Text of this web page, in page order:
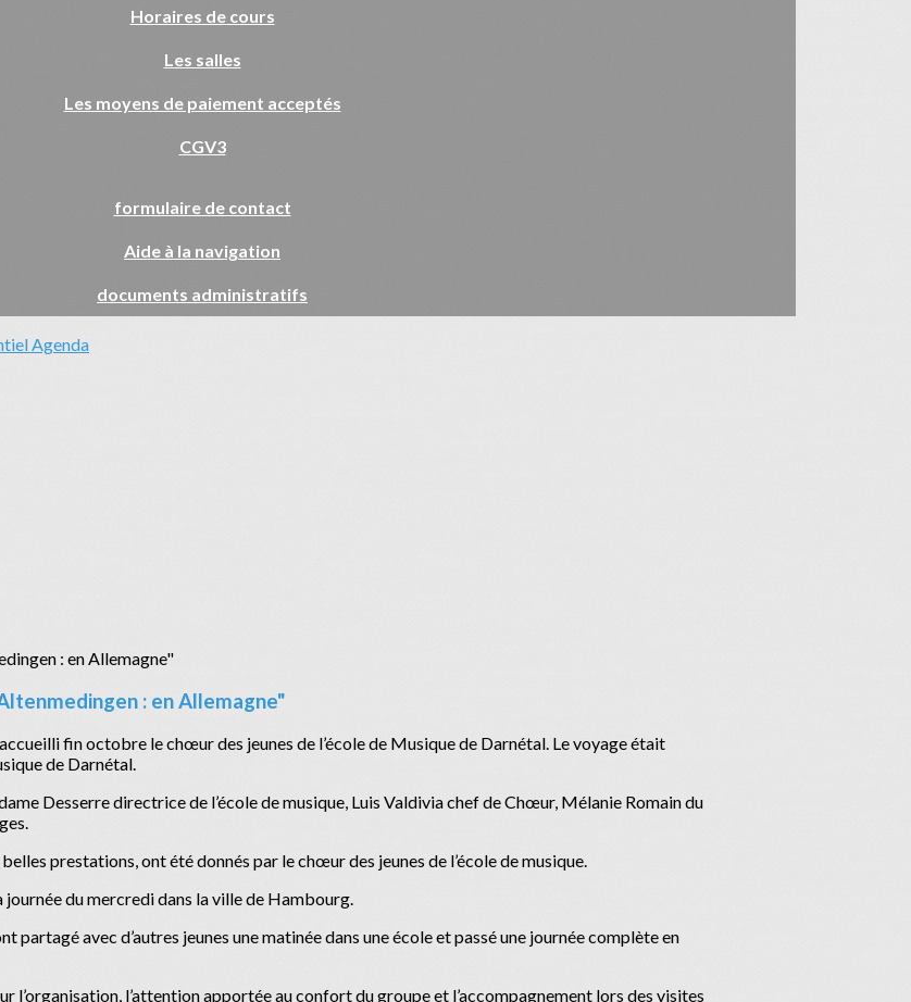
Horaires de cours
Les salles
Les moyens de paiement acceptés
CGV3
formulaire de contact
Aide à la navigation
documents administratifs
Agenda
: en Allemagne"
fin octobre le chœur des jeunes de l’école de Musique de Darnétal. Le voyage était
de Darnétal.
Desserre directrice de l’école de musique, Luis Valdivia chef de Chœur, Mélanie Romain du
prestations, ont été donnés par le chœur des jeunes de l’école de musique.
du mercredi dans la ville de Hambourg.
partagé avec d’autres jeunes une matinée dans une école et passé une journée complète en
l’organisation, l’attention apportée au confort du groupe et l’accompagnement lors des visites